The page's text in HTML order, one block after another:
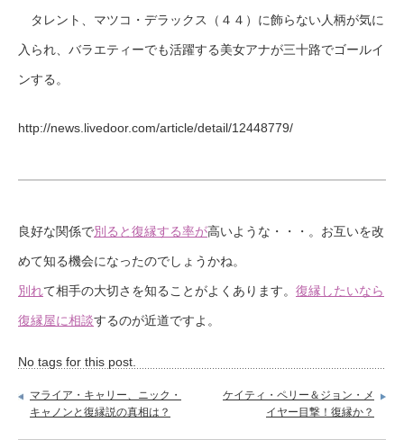
タレント、マツコ・デラックス（４４）に飾らない人柄が気に
入られ、バラエティーでも活躍する美女アナが三十路でゴールイ
ンする。
http://news.livedoor.com/article/detail/12448779/
良好な関係で別ると復縁する率が高いような・・・。お互いを改
めて知る機会になったのでしょうかね。
別れて相手の大切さを知ることがよくあります。 復縁したいなら
復縁屋に相談するのが近道ですよ。
No tags for this post.
マライア・キャリー、ニック・
キャノンと復縁説の真相は？
ケイティ・ペリー＆ジョン・メ
イヤー目撃！復縁か？